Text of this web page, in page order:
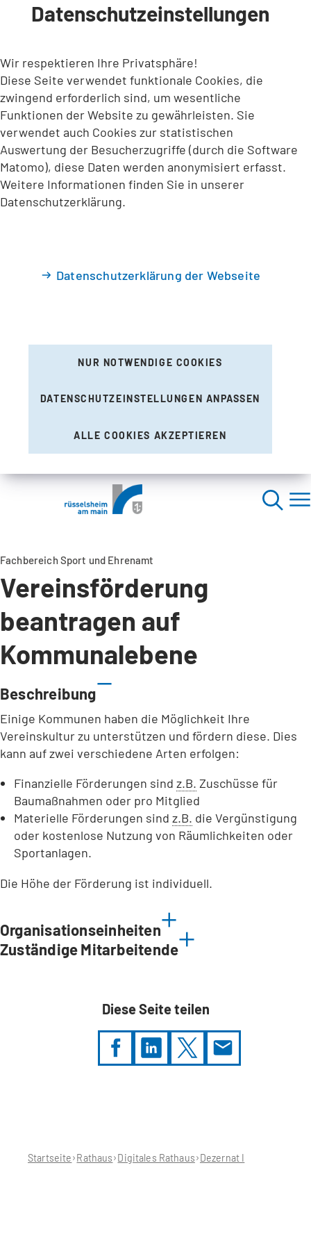
INHALT ANSPRINGEN
Datenschutzeinstellungen
Wir respektieren Ihre Privatsphäre!
Diese Seite verwendet funktionale Cookies, die
zwingend erforderlich sind, um wesentliche
Funktionen der Website zu gewährleisten. Sie
verwendet auch Cookies zur statistischen
Auswertung der Besucherzugriffe (durch die Software
Matomo), diese Daten werden anonymisiert erfasst.
Weitere Informationen finden Sie in unserer
Datenschutzerklärung.
Datenschutzerklärung der Webseite
NUR NOTWENDIGE COOKIES
DATENSCHUTZEINSTELLUNGEN ANPASSEN
ALLE COOKIES AKZEPTIEREN
Fachbereich Sport und Ehrenamt
Vereinsförderung
beantragen auf
Kommunalebene
Beschreibung
Einige Kommunen haben die Möglichkeit Ihre
Vereinskultur zu unterstützen und fördern diese. Dies
kann auf zwei verschiedene Arten erfolgen:
Finanzielle Förderungen sind z.B. Zuschüsse für
Baumaßnahmen oder pro Mitglied
Materielle Förderungen sind z.B. die Vergünstigung
oder kostenlose Nutzung von Räumlichkeiten oder
Sportanlagen.
Die Höhe der Förderung ist individuell.
Organisationseinheiten
Zuständige Mitarbeitende
Diese Seite teilen
hier:Startseite Rathaus Digitales Rathaus Dezernat I